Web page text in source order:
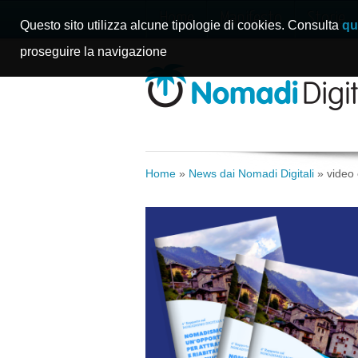
Home Manifesto Storie
Home » News dai Nomadi Digitali » video
Questo sito utilizza alcune tipologie di cookies. Consulta
proseguire la navigazione